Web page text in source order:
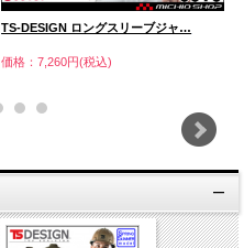
TS-DESIGN ロングスリーブジャ…
価格：7,260円(税込)